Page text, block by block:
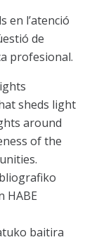
en l’atenció
de
profesional.
sheds light
around
of the
HABE
baitira